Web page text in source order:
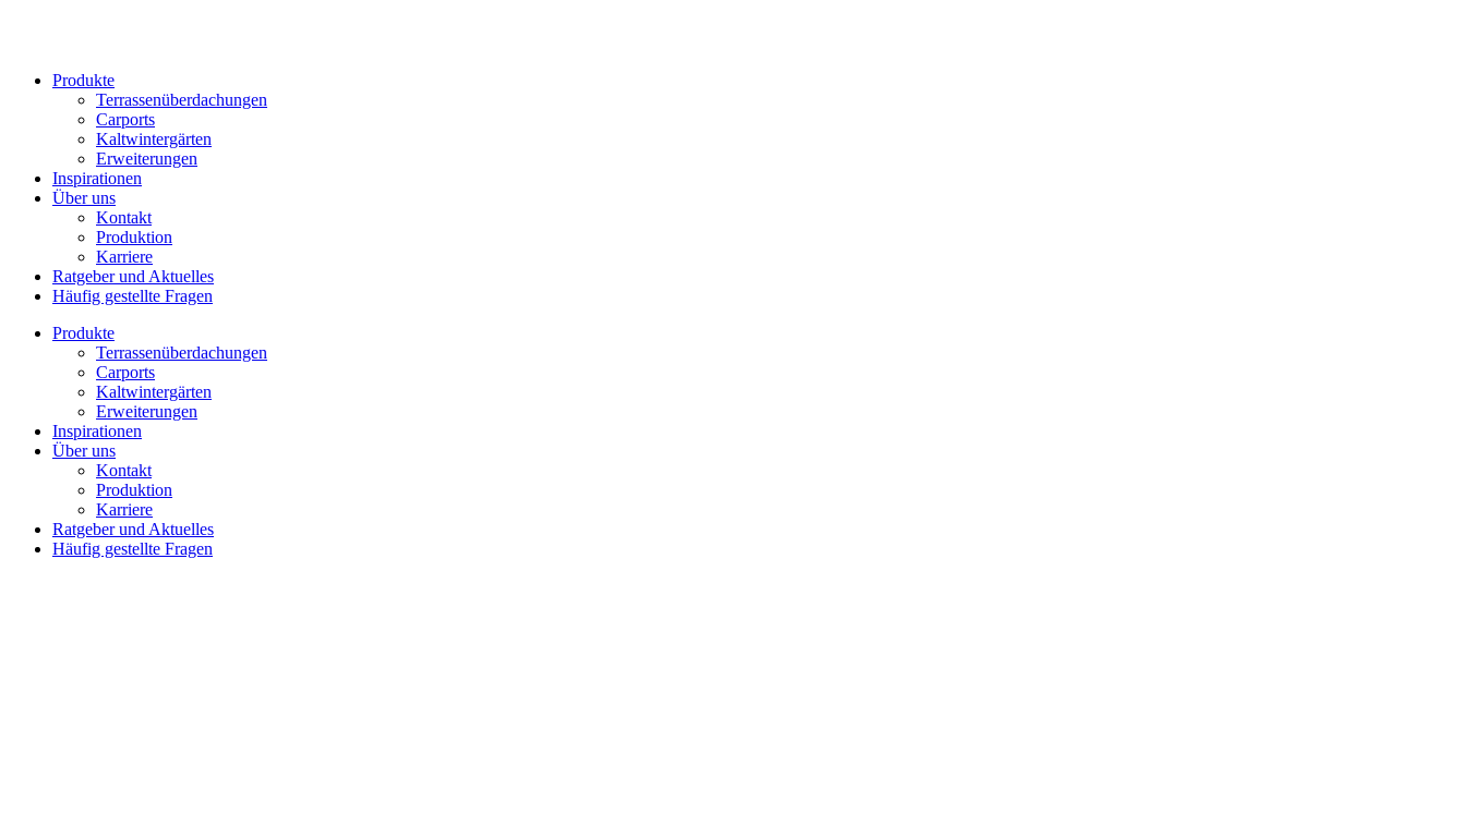
Produkte
Terrassenüberdachungen
Carports
Kaltwintergärten
Erweiterungen
Inspirationen
Über uns
Kontakt
Produktion
Karriere
Ratgeber und Aktuelles
Häufig gestellte Fragen
Produkte
Terrassenüberdachungen
Carports
Kaltwintergärten
Erweiterungen
Inspirationen
Über uns
Kontakt
Produktion
Karriere
Ratgeber und Aktuelles
Häufig gestellte Fragen